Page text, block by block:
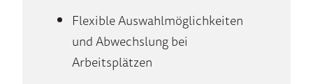
Flexible Auswahlmöglichkeiten
und Abwechslung bei
Arbeitsplätzen